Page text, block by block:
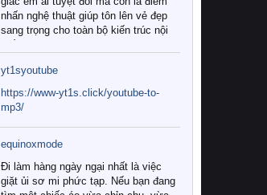
nhấn nghệ thuật giúp tôn lên vẻ đẹp
sang trọng cho toàn bộ kiến trúc nội
Tuy nhiên, giữa thị trường đa dạng
với vô vàn thương hiệu và mẫu mã
như hiện nay, làm thế nào để chọn
được những bộ chăn ga gối đệm cao
cấp thực sự chất lượng, phù hợp với
khí hậu và nhu cầu sử dụng của gia
đình? Hãy cùng chúng tôi đi tìm lời
giải đáp chi tiết qua bài viết dưới đây.
yt1syoutube
https://www-yt1s.click/youtube-to-
mp3/
equinoxmode
Đi làm hàng ngày ngại nhất là việc
giặt ủi sơ mi phức tạp. Nếu bạn đang